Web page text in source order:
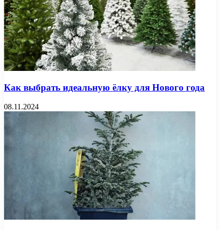
Как выбрать идеальную ёлку для Нового года
08.11.2024